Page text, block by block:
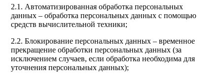
2.1. Автоматизированная обработка персональных
данных – обработка персональных данных с помощью
средств вычислительной техники;
2.2. Блокирование персональных данных – временное
прекращение обработки персональных данных (за
исключением случаев, если обработка необходима для
уточнения персональных данных);